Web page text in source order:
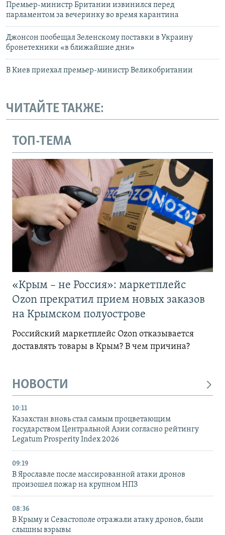
Премьер-министр Британии извинился перед
парламентом за вечеринку во время карантина
Джонсон пообещал Зеленскому поставки в Украину
бронетехники «в ближайшие дни»
В Киев приехал премьер-министр Великобритании
ЧИТАЙТЕ ТАКЖЕ:
ТОП-ТЕМА
«Крым – не Россия»: маркетплейс
Ozon прекратил прием новых заказов
на Крымском полуострове
Российский маркетплейс Ozon отказывается
доставлять товары в Крым? В чем причина?
НОВОСТИ
10:11
Казахстан вновь стал самым процветающим
государством Центральной Азии согласно рейтингу
Legatum Prosperity Index 2026
09:19
В Ярославле после массированной атаки дронов
произошел пожар на крупном НПЗ
08:36
В Крыму и Севастополе отражали атаку дронов, были
слышны взрывы